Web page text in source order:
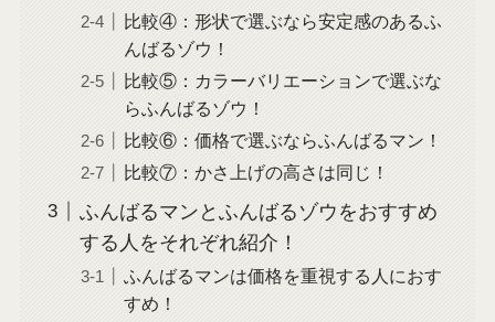
比較④：形状で選ぶなら安定感のあるふ
んばるゾウ！
比較⑤：カラーバリエーションで選ぶな
らふんばるゾウ！
比較⑥：価格で選ぶならふんばるマン！
比較⑦：かさ上げの高さは同じ！
ふんばるマンとふんばるゾウをおすすめ
する人をそれぞれ紹介！
ふんばるマンは価格を重視する人におす
すめ！